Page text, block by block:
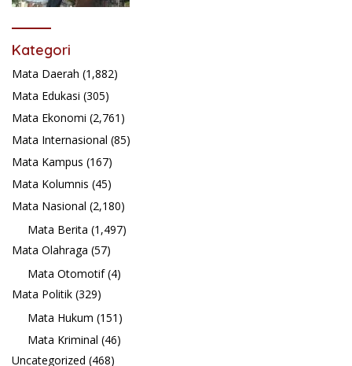
Kategori
Mata Daerah (1,882)
Mata Edukasi (305)
Mata Ekonomi (2,761)
Mata Internasional (85)
Mata Kampus (167)
Mata Kolumnis (45)
Mata Nasional (2,180)
Mata Berita (1,497)
Mata Olahraga (57)
Mata Otomotif(4)
Mata Politik (329)
Mata Hukum (151)
Mata Kriminal (46)
Uncategorized (468)